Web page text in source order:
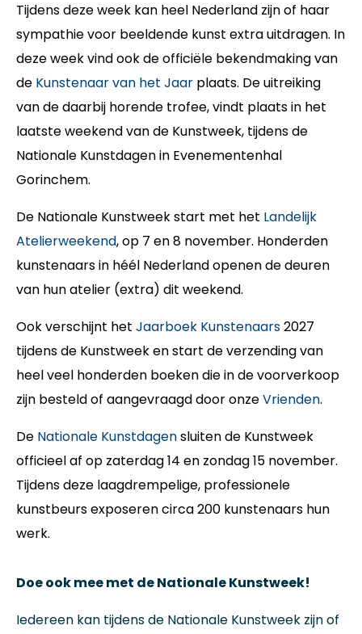
Tijdens deze week kan heel Nederland zijn of haar
sympathie voor beeldende kunst extra uitdragen. In
deze week vind ook de officiële bekendmaking van
de Kunstenaar van het Jaar plaats. De uitreiking
van de daarbij horende trofee, vindt plaats in het
laatste weekend van de Kunstweek, tijdens de
Nationale Kunstdagen in Evenementenhal
Gorinchem.
De Nationale Kunstweek start met het Landelijk
Atelierweekend, op 7 en 8 november. Honderden
kunstenaars in héél Nederland openen de deuren
van hun atelier (extra) dit weekend.
Ook verschijnt het Jaarboek Kunstenaars2027
tijdens de Kunstweek en start de verzending van
heel veel honderden boeken die in de voorverkoop
zijn besteld of aangevraagd door onzeVrienden.
De Nationale Kunstdagensluiten de Kunstweek
officieel af op zaterdag 14 en zondag 15 november.
Tijdens deze laagdrempelige, professionele
kunstbeurs exposeren circa 200 kunstenaars hun
werk.
Doe ook mee met de Nationale Kunstweek!
Iedereen kan tijdens de Nationale Kunstweek zijn of